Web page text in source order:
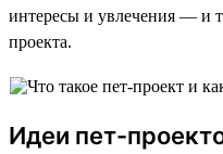
интересы и увлечения — и
проекта.
Идеи пет-